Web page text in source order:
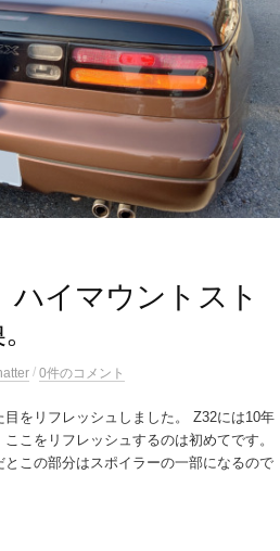
イマウントスト
/ 0件のコメント
をリフレッシュしました。 Z32には10年
こをリフレッシュするのは初めてです。
この部分はスポイラーの一部になるので